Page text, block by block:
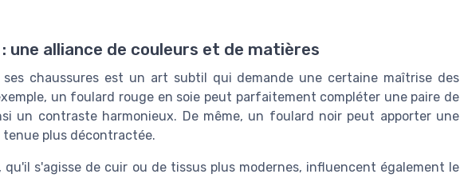
une alliance de couleurs et de matières
chaussures est un art subtil qui demande une certaine maîtrise des
un foulard rouge en soie peut parfaitement compléter une paire de
un contraste harmonieux. De même, un foulard noir peut apporter une
plus décontractée.
qu'il s'agisse de cuir ou de tissus plus modernes, influencent également le